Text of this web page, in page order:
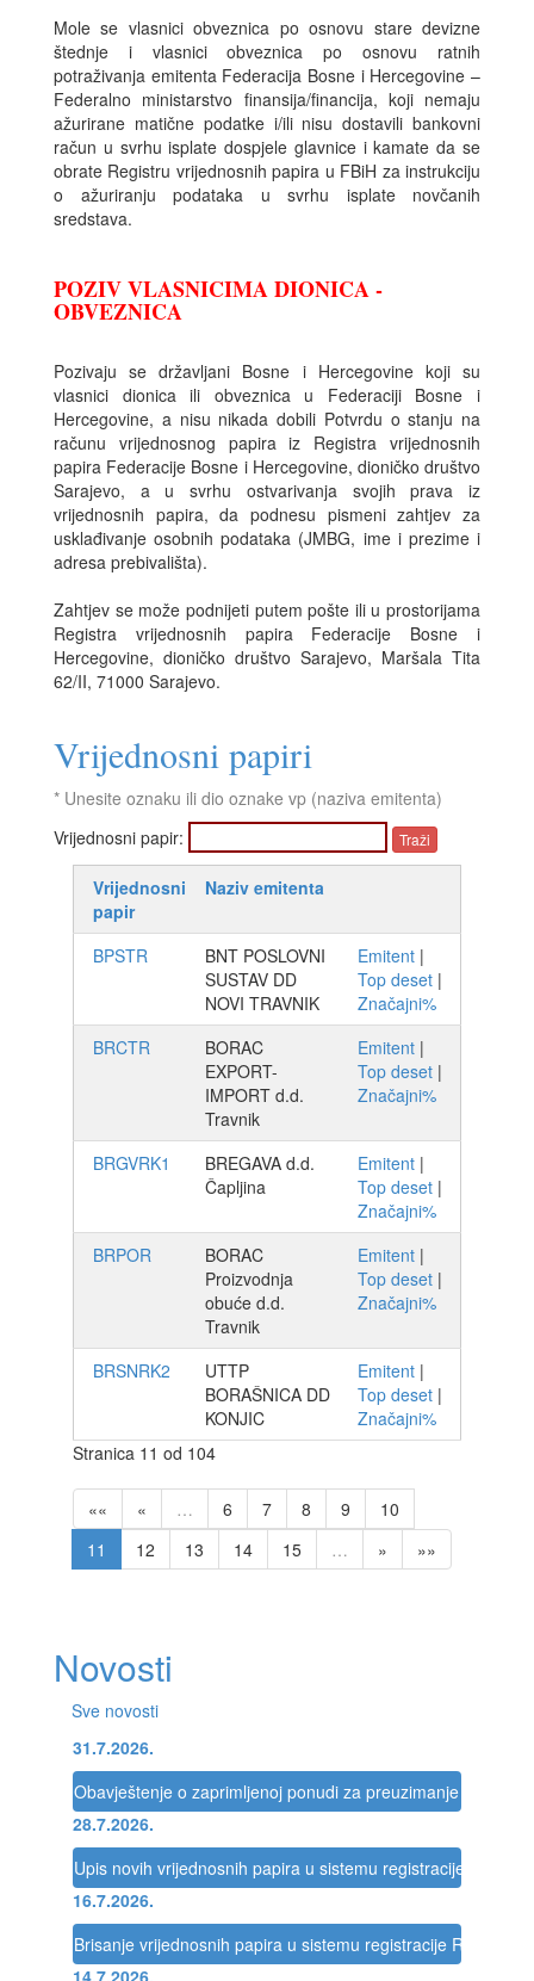
Mole se vlasnici obveznica po osnovu stare devizne
štednje i vlasnici obveznica po osnovu ratnih
potraživanja emitenta Federacija Bosne i Hercegovine –
Federalno ministarstvo finansija/financija, koji nemaju
ažurirane matične podatke i/ili nisu dostavili bankovni
račun u svrhu isplate dospjele glavnice i kamate da se
obrate Registru vrijednosnih papira u FBiH za instrukciju
o ažuriranju podataka u svrhu isplate novčanih
sredstava.
POZIV VLASNICIMA DIONICA -
OBVEZNICA
Pozivaju se državljani Bosne i Hercegovine koji su
vlasnici dionica ili obveznica u Federaciji Bosne i
Hercegovine, a nisu nikada dobili Potvrdu o stanju na
računu vrijednosnog papira iz Registra vrijednosnih
papira Federacije Bosne i Hercegovine, dioničko društvo
Sarajevo, a u svrhu ostvarivanja svojih prava iz
vrijednosnih papira, da podnesu pismeni zahtjev za
usklađivanje osobnih podataka (JMBG, ime i prezime i
adresa prebivališta).
Zahtjev se može podnijeti putem pošte ili u prostorijama
Registra vrijednosnih papira Federacije Bosne i
Hercegovine, dioničko društvo Sarajevo, Maršala Tita
62/II, 71000 Sarajevo.
Vrijednosni papiri
* Unesite oznaku ili dio oznake vp (naziva emitenta)
Vrijednosni papir:
Vrijednosni
papir
Naziv emitenta
BPSTR
BNT POSLOVNI
SUSTAV DD
NOVI TRAVNIK
Emitent |
Top deset |
Značajni%
BRCTR
BORAC
EXPORT-
IMPORT d.d.
Travnik
Emitent |
Top deset |
Značajni%
BRGVRK1
BREGAVA d.d.
Čapljina
Emitent |
Top deset |
Značajni%
BRPOR
BORAC
Proizvodnja
obuće d.d.
Travnik
Emitent |
Top deset |
Značajni%
BRSNRK2
UTTP
BORAŠNICA DD
KONJIC
Emitent |
Top deset |
Značajni%
Stranica 11 od 104
«« « … 6 7 8 9
10
11
12 13 14 15 … » »»
Novosti
Sve novosti
31.7.2026.
Obavještenje o zaprimljenoj ponudi za preuzimanje društva
28.7.2026.
Upis novih vrijednosnih papira u sistemu registracije Registra
16.7.2026.
Brisanje vrijednosnih papira u sistemu registracije Registra
14.7.2026.